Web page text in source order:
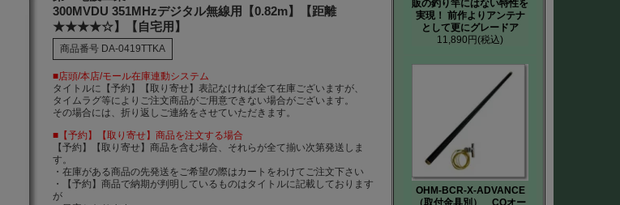
300MVDU 351MHzデジタル無線用【0.82m】【距離
★★★★☆】【自宅用】
商品番号 DA-0419TTKA
■店頭/本店/モール在庫連動システム
タイトルに【予約】【取り寄せ】表記なければ全て在庫ございますが、
タイムラグ等によりご注文商品がご用意できない場合がございます。
その場合には、折り返しご連絡をさせていただきます。
■【予約】【取り寄せ】商品を注文する場合
【予約】【取り寄せ】商品を含む場合、それらが全て揃い次第発送しま
す。
・在庫がある商品の先発送をご希望の際はカートをわけてご注文下さい
・【予約】商品で納期が判明しているものはタイトルに記載しております
が
販の釣り竿にはない特性を
実現！ 前作よりアンテナ
として更にグレードア
11,890円(税込)
OHM-BCR-X-ADVANCE
（取付金具別） CQオー